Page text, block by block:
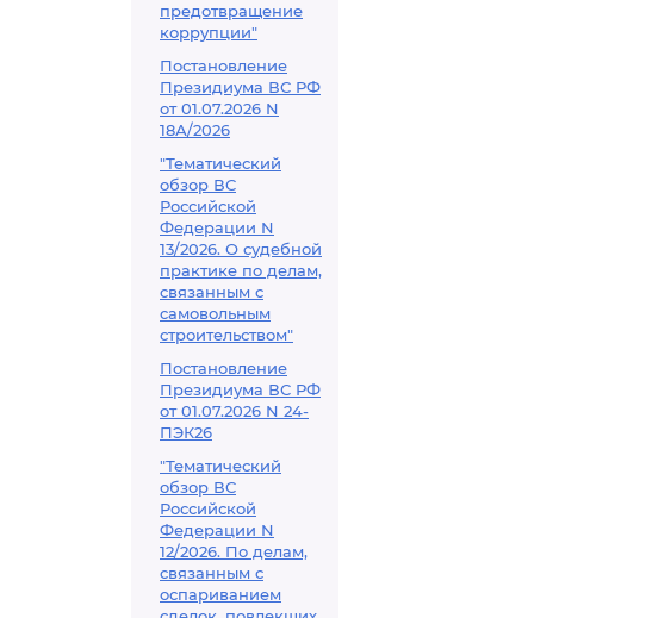
предотвращение
коррупции"
Постановление
Президиума ВС РФ
от 01.07.2026 N
18А/2026
"Тематический
обзор ВС
Российской
Федерации N
13/2026. О судебной
практике по делам,
связанным с
самовольным
строительством"
Постановление
Президиума ВС РФ
от 01.07.2026 N 24-
ПЭК26
"Тематический
обзор ВС
Российской
Федерации N
12/2026. По делам,
связанным с
оспариванием